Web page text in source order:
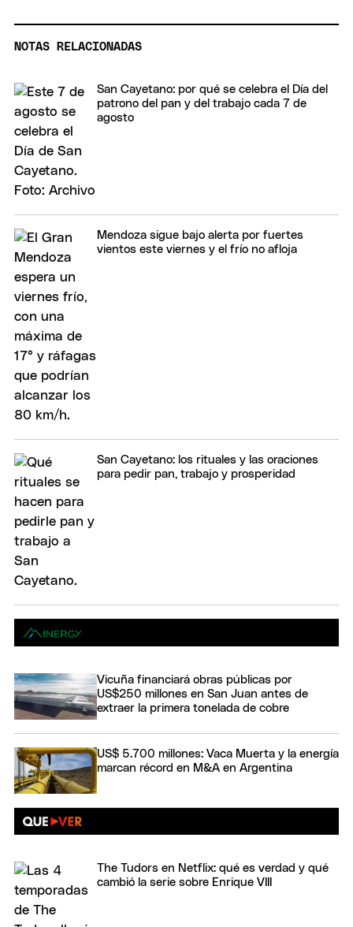
NOTAS RELACIONADAS
San Cayetano: por qué se celebra el Día del
patrono del pan y del trabajo cada 7 de
agosto
Mendoza sigue bajo alerta por fuertes
vientos este viernes y el frío no afloja
San Cayetano: los rituales y las oraciones
para pedir pan, trabajo y prosperidad
Vicuña financiará obras públicas por
US$250 millones en San Juan antes de
extraer la primera tonelada de cobre
US$ 5.700 millones: Vaca Muerta y la energía
marcan récord en M&A en Argentina
The Tudors en Netflix: qué es verdad y qué
cambió la serie sobre Enrique VIII